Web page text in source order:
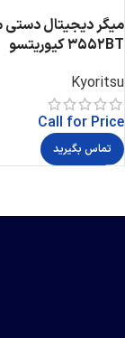
3552BT کیوریتسو
Kyoritsu
Call for Price
تماس بگیرید